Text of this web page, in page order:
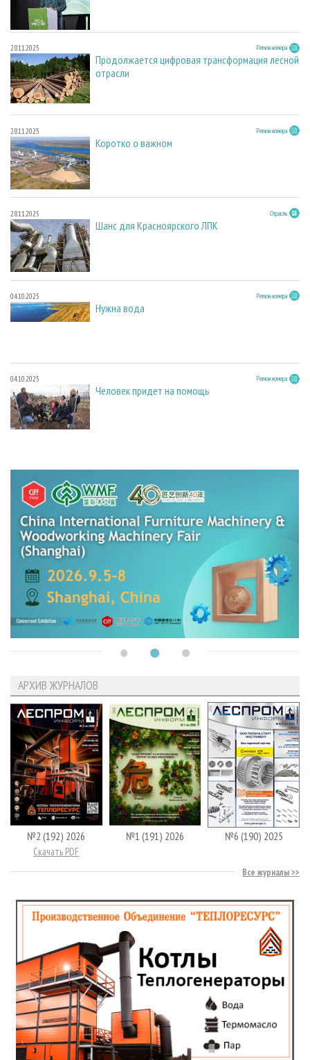
28.11.2025 Регион номера
Продолжается цифровая трансформация лесной
отрасли
28.11.2025 Регион номера
Коротко о важном
28.11.2025 Отрасль
Шанс для Красноярского ЛПК
04.10.2025 Регион номера
Нужна вода
04.10.2025 Регион номера
Человек придет на помощь
АРХИВ ЖУРНАЛОВ
№2 (192) 2026
Скачать PDF
№1 (191) 2026 №6 (190) 2025
Все журналы